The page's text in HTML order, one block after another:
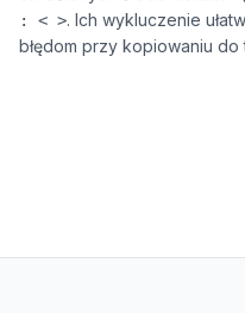
: < >. Ich wykluczenie
błędom przy kopiowaniu do